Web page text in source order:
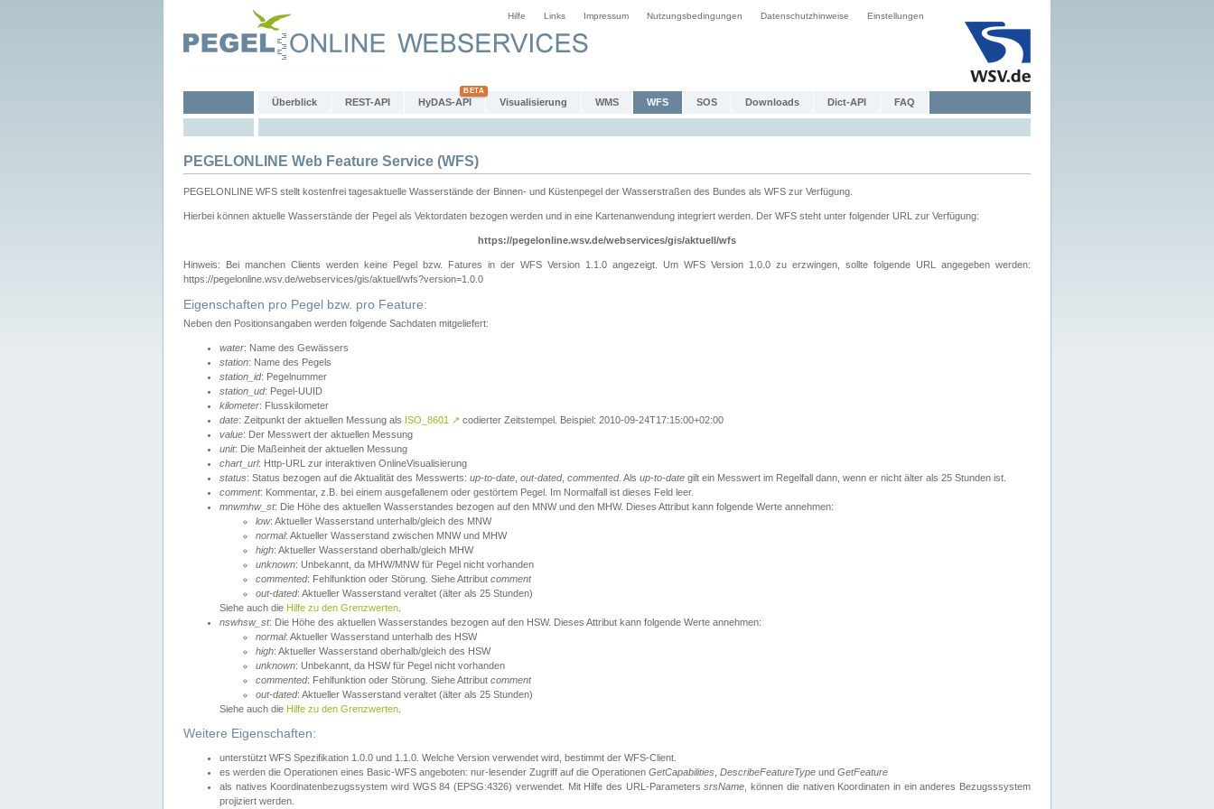
Hilfe Links Impressum Nutzungsbedingungen Datenschutzhinweise Einstellungen
Überblick REST-API HyDAS-API Visualisierung WMS WFS SOS Downloads Dict-API FAQ
PEGELONLINE Web Feature Service (WFS)
PEGELONLINE WFS stellt kostenfrei tagesaktuelle Wasserstände der Binnen- und Küstenpegel der Wasserstraßen des Bundes als WFS zur Verfügung.
Hierbei können aktuelle Wasserstände der Pegel als Vektordaten bezogen werden und in eine Kartenanwendung integriert werden. Der WFS steht unter folgender URL zur Verfügung:
https://pegelonline.wsv.de/webservices/gis/aktuell/wfs
Hinweis: Bei manchen Clients werden keine Pegel bzw. Fatures in der WFS Version 1.1.0 angezeigt. Um WFS Version 1.0.0 zu erzwingen, sollte folgende URL angegeben werden:
https://pegelonline.wsv.de/webservices/gis/aktuell/wfs?version=1.0.0
Eigenschaften pro Pegel bzw. pro Feature:
Neben den Positionsangaben werden folgende Sachdaten mitgeliefert:
water: Name des Gewässers
station: Name des Pegels
station_id: Pegelnummer
station_ud: Pegel-UUID
kilometer: Flusskilometer
date: Zeitpunkt der aktuellen Messung als ISO_8601 ↗ codierter Zeitstempel. Beispiel: 2010-09-24T17:15:00+02:00
value: Der Messwert der aktuellen Messung
unit: Die Maßeinheit der aktuellen Messung
chart_url: Http-URL zur interaktiven OnlineVisualisierung
status: Status bezogen auf die Aktualität des Messwerts: up-to-date out-dated, commented. Als up-to-date gilt ein Messwert im Regelfall dann, wenn er nicht älter als 25 Stunden ist.
comment: Kommentar, z.B. bei einem ausgefallenem oder gestörtem Pegel. Im Normalfall ist dieses Feld leer.
mnwmhw_st: Die Höhe des aktuellen Wasserstandes bezogen auf den MNW und den MHW. Dieses Attribut kann folgende Werte annehmen:
low: Aktueller Wasserstand unterhalb/gleich des MNW
normal: Aktueller Wasserstand zwischen MNW und MHW
high: Aktueller Wasserstand oberhalb/gleich MHW
unknown: Unbekannt, da MHW/MNW für Pegel nicht vorhanden
commented: Fehlfunktion oder Störung. Siehe Attribut comment
out-dated: Aktueller Wasserstand veraltet (älter als 25 Stunden)
Siehe auch die Hilfe zu den Grenzwerten
nswhsw_st: Die Höhe des aktuellen Wasserstandes bezogen auf den HSW. Dieses Attribut kann folgende Werte annehmen:
normal: Aktueller Wasserstand unterhalb des HSW
high: Aktueller Wasserstand oberhalb/gleich des HSW
unknown: Unbekannt, da HSW für Pegel nicht vorhanden
commented: Fehlfunktion oder Störung. Siehe Attribut comment
out-dated: Aktueller Wasserstand veraltet (älter als 25 Stunden)
Siehe auch die Hilfe zu den Grenzwerten
Weitere Eigenschaften:
unterstützt WFS Spezifikation 1.0.0 und 1.1.0. Welche Version verwendet wird, bestimmt der WFS-Client.
es werden die Operationen eines Basic-WFS angeboten: nur-lesender Zugriff auf die Operationen GetCapabilities DescribeFeatureType und GetFeature
als natives Koordinatenbezugssystem wird WGS 84 (EPSG:4326) verwendet. Mit Hilfe des URL-ParameterssrsName , können die nativen Koordinaten in ein anderes Bezugsssystem
projiziert werden.